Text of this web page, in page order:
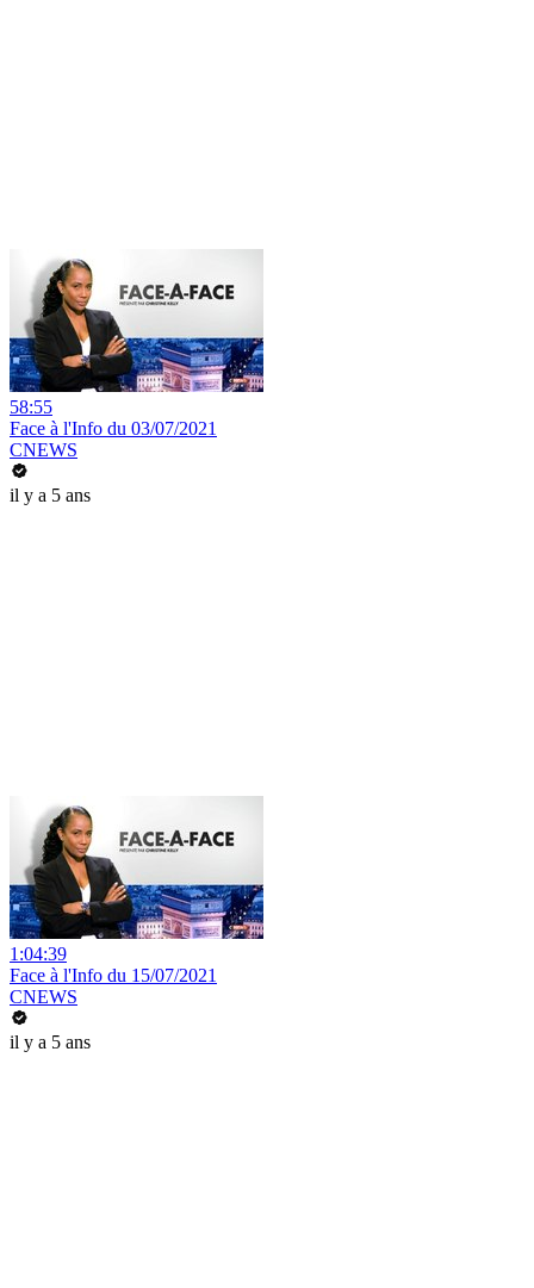
58:55
Face à l'Info du 03/07/2021
CNEWS
il y a 5 ans
1:04:39
Face à l'Info du 15/07/2021
CNEWS
il y a 5 ans